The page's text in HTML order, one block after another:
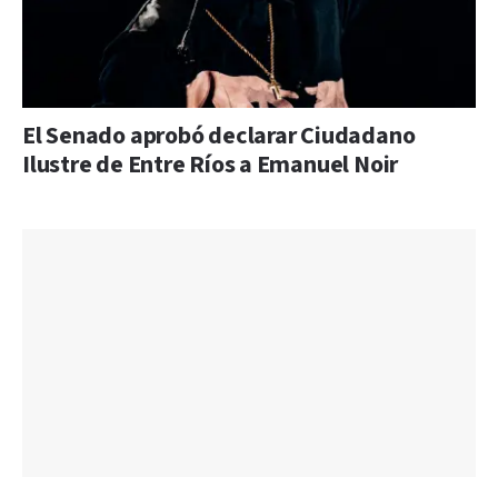
El Senado aprobó declarar Ciudadano
Ilustre de Entre Ríos a Emanuel Noir